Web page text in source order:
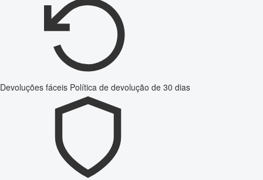
Devoluções fáceis Política de devolução de 30 dias